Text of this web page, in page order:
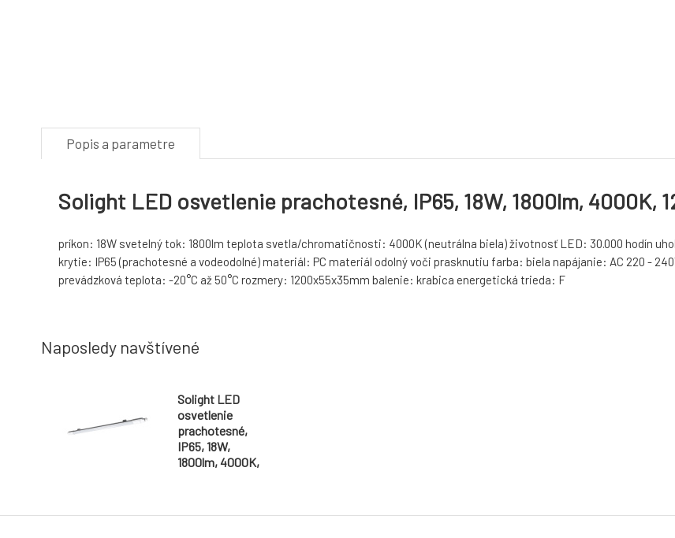
Popis a parametre
Solight LED osvetlenie prachotesné, IP65, 18W, 1800lm, 4000K,
príkon: 18W svetelný tok: 1800lm teplota svetla/chromatičnosti: 4000K (neutrálna biela) životnosť LED: 30.000 hodín
krytie: IP65 (prachotesné a vodeodolné) materiál: PC materiál odolný voči prasknutiu farba: biela napájanie: AC 220 -
prevádzková teplota: -20°C až 50°C rozmery: 1200x55x35mm balenie: krabica energetická trieda: F
Naposledy navštívené
Solight LED
osvetlenie
prachotesné,
IP65, 18W,
1800lm, 4000K,